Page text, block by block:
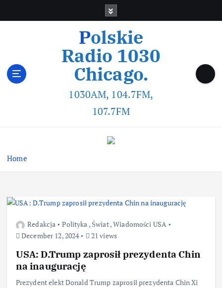
Polskie
Radio 1030
Chicago.
1030AM, 104.7FM,
107.7FM
Home
Redakcja Polityka , Świat,Wiadomości USA
December 12, 2024
21 views
USA: D.Trump zaprosił prezydenta Chin
na inaugurację
Prezydent elekt Donald Trump zaprosił prezydenta Chin Xi